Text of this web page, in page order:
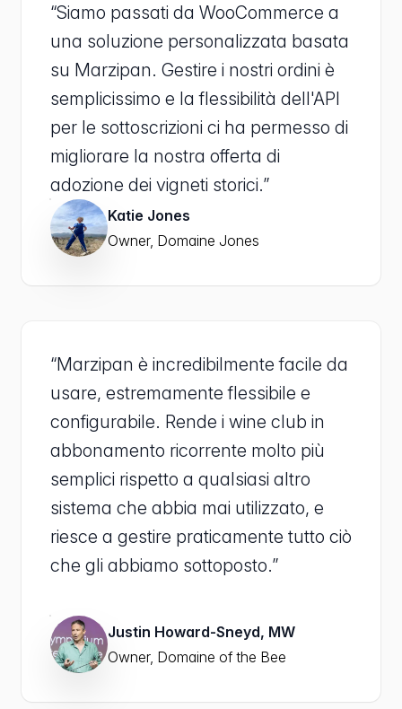
“Siamo passati da WooCommerce a
una soluzione personalizzata basata
su Marzipan. Gestire i nostri ordini è
semplicissimo e la flessibilità dell'API
per le sottoscrizioni ci ha permesso di
migliorare la nostra offerta di
adozione dei vigneti storici.”
Katie Jones
Owner, Domaine Jones
“Marzipan è incredibilmente facile da
usare, estremamente flessibile e
configurabile. Rende i wine club in
abbonamento ricorrente molto più
semplici rispetto a qualsiasi altro
sistema che abbia mai utilizzato, e
riesce a gestire praticamente tutto ciò
che gli abbiamo sottoposto.”
Justin Howard-Sneyd, MW
Owner, Domaine of the Bee